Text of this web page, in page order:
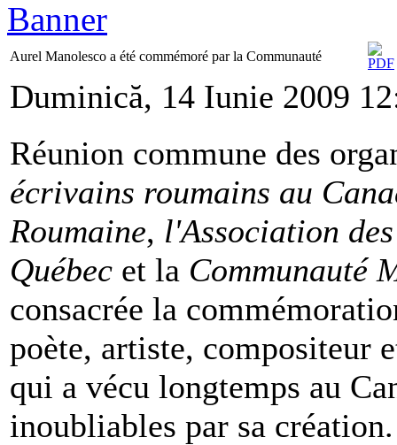
Aurel Manolesco a été commémoré par la Communauté
Duminică, 14 Iunie 2009
Réunion commune des
écrivains roumains au
Roumaine, l'Association
Québec et la Communauté
consacrée la
poète, artiste, compositeur
qui a vécu longtemps au
inoubliables par sa création.